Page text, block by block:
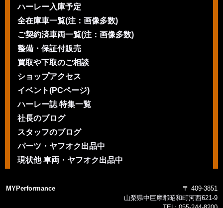
ハーレー入庫予定
全在庫車一覧(注：画像多数)
ご契約済車両一覧(注：画像多数)
整備・保証付販売
買取や下取のご相談
ショップアクセス
イベント(PCページ)
ハーレー誌 特集一覧
社長のブログ
スタッフのブログ
パーツ・ヤフオク出品中
現状他 車両・ヤフオク出品中
MYPerformance
〒 409-3851
山梨県中巨摩郡昭和町河西621-9